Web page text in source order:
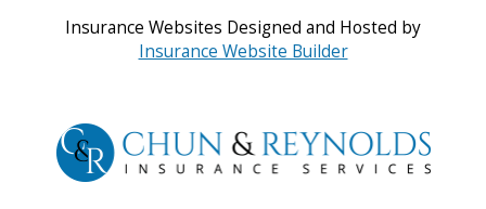
Insurance Websites Designed and Hosted by
Insurance Website Builder